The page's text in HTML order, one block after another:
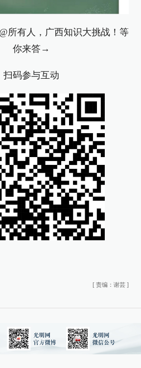
所有人，广西知识大挑战！等
你来答→
扫码参与互动
[ 责编：谢芸 ]